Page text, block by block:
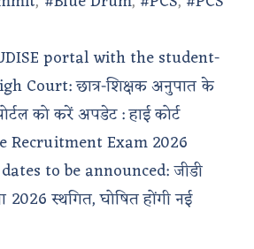
portal with the student-
Court: छात्र-शिक्षक अनुपात के
को करें अपडेट : हाई कोर्ट
Recruitment Exam 2026
to be announced: जीडी
2026 स्थगित, घोषित होंगी नई